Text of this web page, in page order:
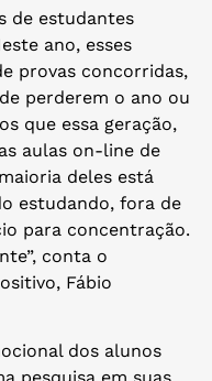
de estudantes
ano, esses
provas concorridas,
perderem o ano ou
que essa geração,
aulas on-line de
deles está
estudando, fora de
para concentração.
conta o
Fábio
dos alunos